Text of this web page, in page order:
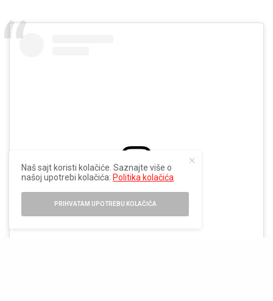
View this post on Instagram
Naš sajt koristi kolačiće. Saznajte više o
našoj upotrebi kolačića: Politika kolačića
PRIHVATAM UPOTREBU KOLAČIĆA